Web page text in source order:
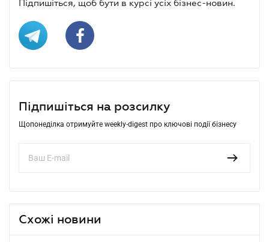
Підпишіться, щоб бути в курсі усіх бізнес-новин.
Підпишіться на розсилку
Щопонеділка отримуйте weekly-digest про ключові події бізнесу
Схожі новини